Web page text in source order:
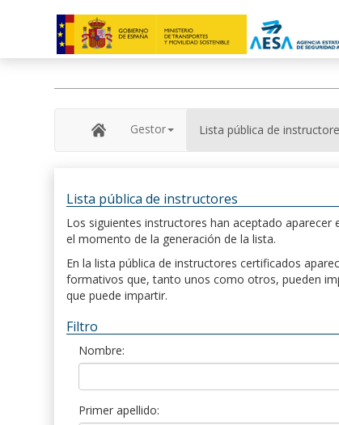
Gestor Lista pública de
Lista pública de instructores
Los siguientes instructores han aceptado
el momento de la generación de la lista.
En la lista pública de instructores certificados
formativos que, tanto unos como otros, pueden
que puede impartir.
Filtro
Nombre:
Primer apellido: